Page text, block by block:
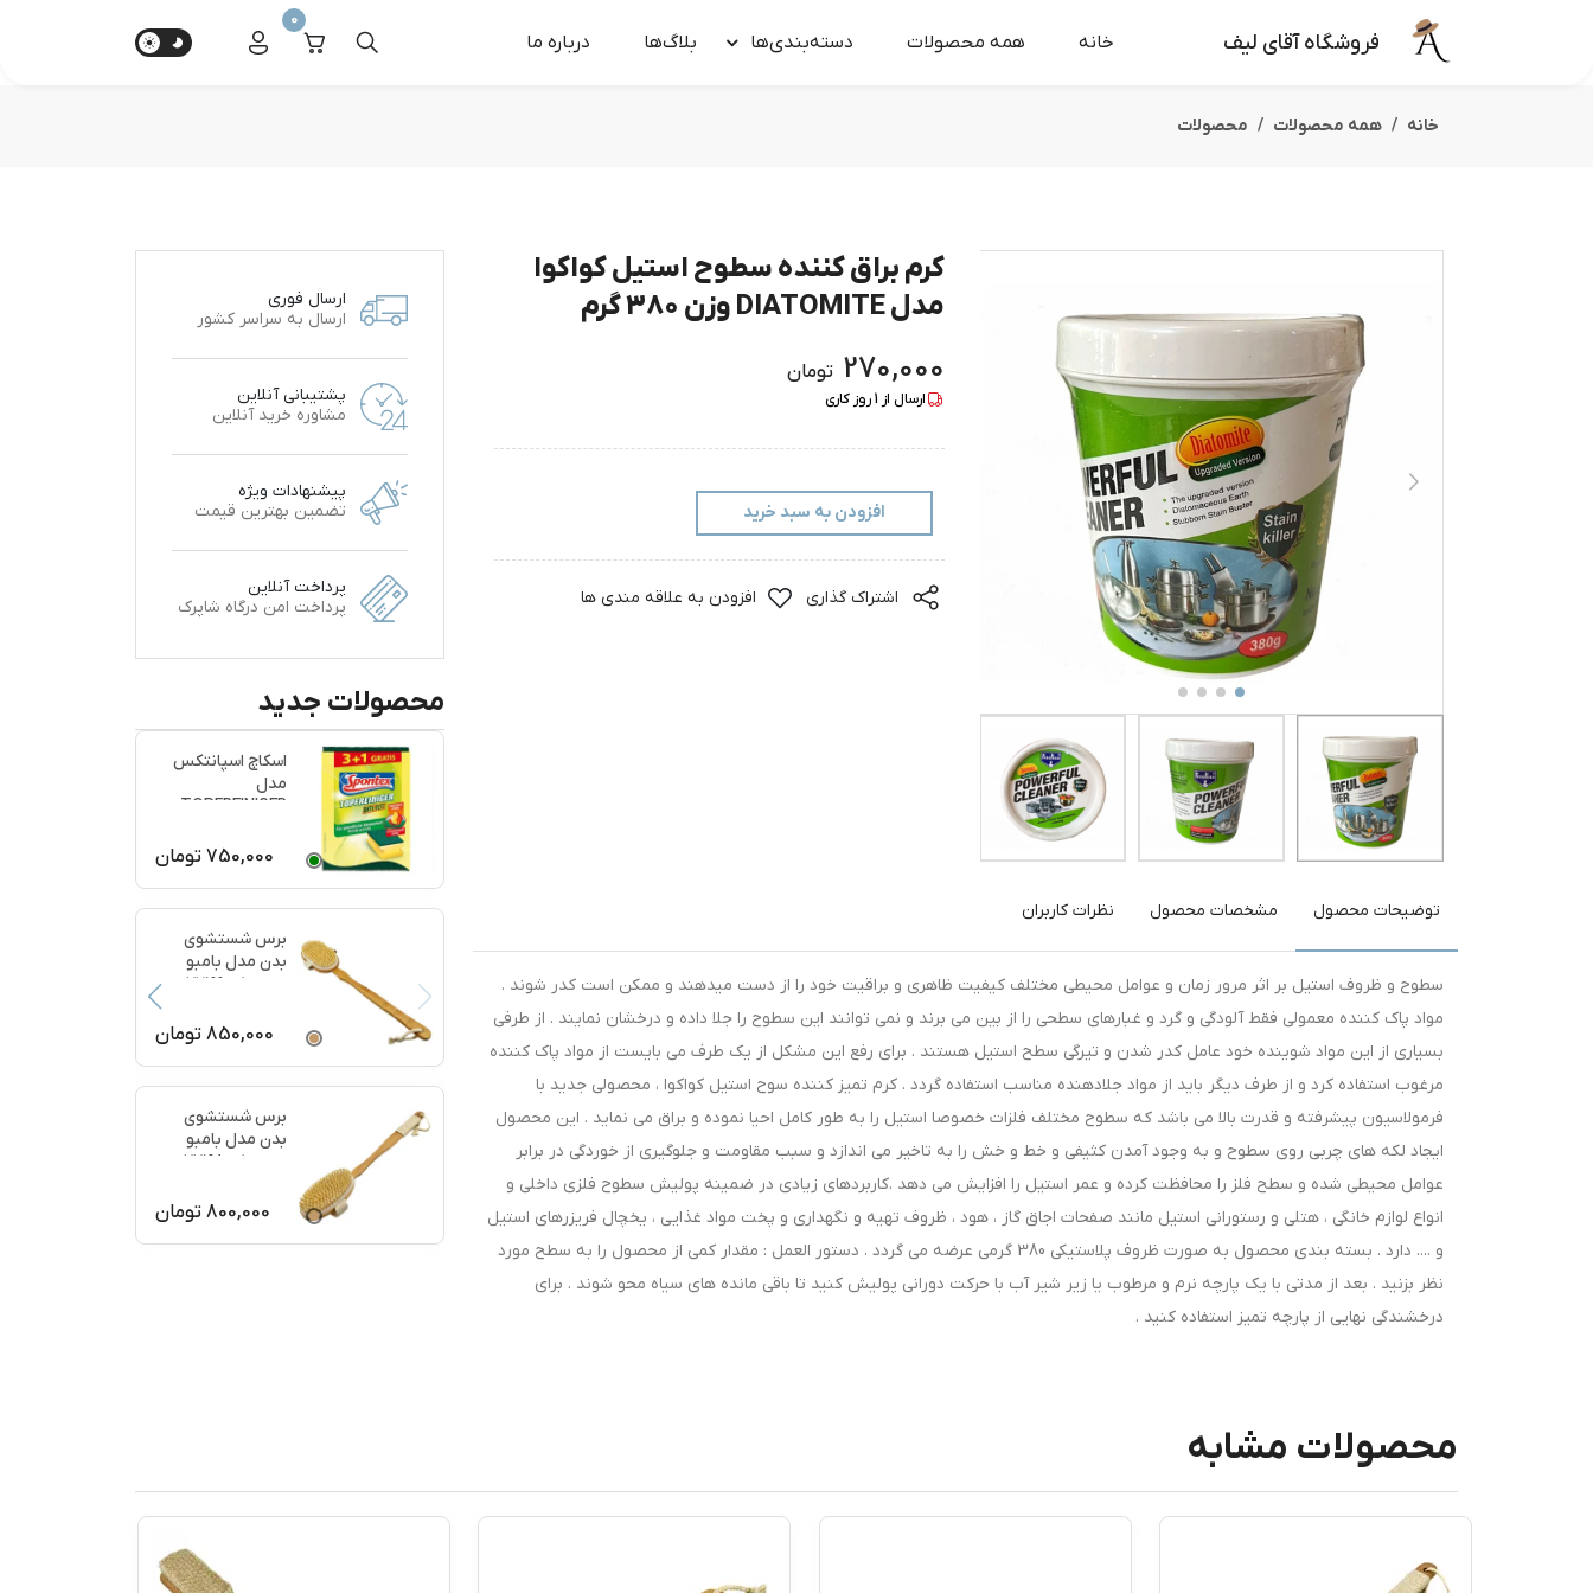
فروشگاه آقای لیف خانه همه محصولات دسته‌بندی‌ها بلاگ‌ها درباره‌ ما
0
خانه همه محصولات محصولات
کرم براق کننده سطوح استیل کواکوا
مدل DIATOMITE وزن 380 گرم
270,000 تومان
ارسال از 1روز کاری
افزودن به سبد خرید
اشتراک گذاری افزودن به علاقه مندی ها
توضیحات محصول مشخصات محصول نظرات کاربران
سطوح و ظروف استیل بر اثر مرور زمان و عوامل محیطی مختلف کیفیت ظاهری و براقیت خود را از دست میدهند و ممکن است کدر شوند .
مواد پاک کننده معمولی فقط آلودگی و گرد و غبارهای سطحی را از بین می برند و نمی توانند این سطوح را جلا داده و درخشان نمایند . از طرفی
بسیاری از این مواد شوینده خود عامل کدر شدن و تیرگی سطح استیل هستند . برای رفع این مشکل از یک طرف می بایست از مواد پاک کننده
مرغوب استفاده کرد و از طرف دیگر باید از مواد جلادهنده مناسب استفاده گردد . کرم تمیز کننده سوح استیل کواکوا ، محصولی جدید با
فرمولاسیون پیشرفته و قدرت بالا می باشد که سطوح مختلف فلزات خصوصا استیل را به طور کامل احیا نموده و براق می نماید . این محصول
ایجاد لکه های چربی روی سطوح و به وجود آمدن کثیفی و خط و خش را به تاخیر می اندازد و سبب مقاومت و جلوگیری از خوردگی در برابر
عوامل محیطی شده و سطح فلز را محافظت کرده و عمر استیل را افزایش می دهد .کاربردهای زیادی در ضمینه پولیش سطوح فلزی داخلی و
انواع لوازم خانگی ، هتلی و رستورانی استیل مانند صفحات اجاق گاز ، هود ، ظروف تهیه و نگهداری و پخت مواد غذایی ، یخچال فریزرهای استیل
و .... دارد . بسته بندی محصول به صورت ظروف پلاستیکی 380 گرمی عرضه می گردد . دستور العمل : مقدار کمی از محصول را به سطح مورد
نظر بزنید . بعد از مدتی با یک پارچه نرم و مرطوب یا زیر شیر آب با حرکت دورانی پولیش کنید تا باقی مانده های سیاه محو شوند . برای
درخشندگی نهایی از پارچه تمیز استفاده کنید .
ارسال فوری
ارسال به سراسر کشور
پشتیبانی آنلاین
مشاوره خرید آنلاین
پیشنهادات ویژه
تضمین بهترین قیمت
پرداخت آنلاین
پرداخت امن درگاه شاپرک
محصولات جدید
اسکاچ اسپانتکس
مدل
TOPFREINIGER
750,000 تومان
برس شستشوی
بدن مدل بامبو
ماساژ کد 77199
850,000 تومان
برس شستشوی
بدن مدل بامبو
ماساژ کد 77198
800,000 تومان
محصولات مشابه